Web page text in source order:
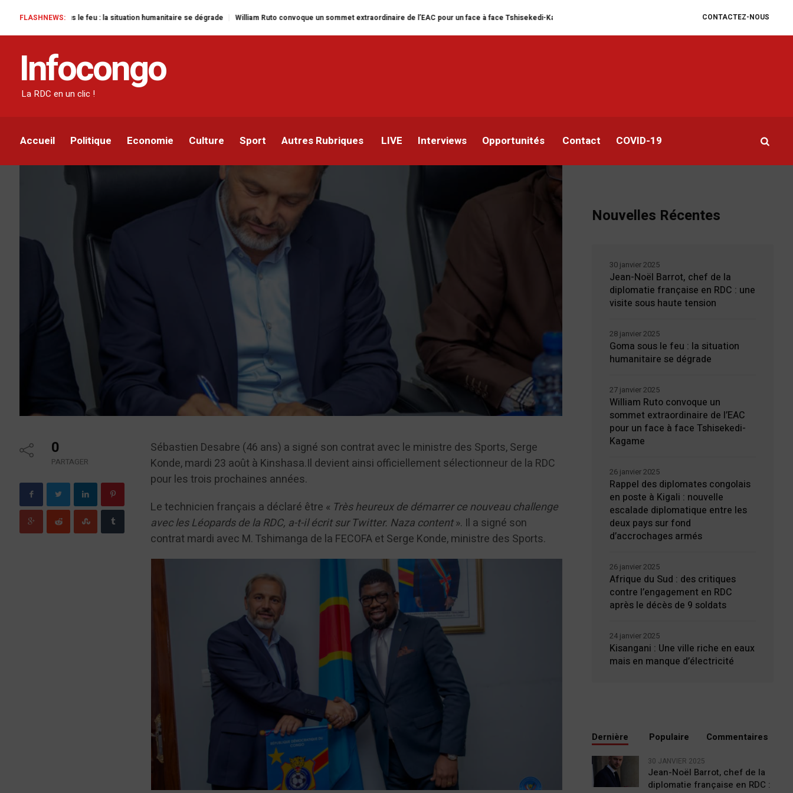
CONTACTEZ-NOUS
FLASHNEWS:
le feu : la situation humanitaire se dégrade William Ruto convoque un sommet extraordinaire de l’EAC pour un face à face Tshisekedi-Kagame Rappel des diplomates congolais en poste à Kigali : nouvelle escalade
Infocongo
La RDC en un clic !
Accueil Politique Economie Culture Sport Autres Rubriques LIVE Interviews Opportunités Contact COVID-19
RDC : Sébastien Desabre Officiellement entraineur
des Léopards
0
PARTAGER
Sébastien Desabre (46 ans) a signé son contrat avec le ministre des Sports, Serge
Konde, mardi 23 août à Kinshasa.Il devient ainsi officiellement sélectionneur de la RDC
pour les trois prochaines années.
Le technicien français a déclaré être « Très heureux de démarrer ce nouveau challenge
avec les Léopards de la RDC, a-t-il écrit sur Twitter. Naza content». Il a signé son
contrat mardi avec M. Tshimanga de la FECOFA et Serge Konde, ministre des Sports.
Nouvelles Récentes
Jean-Noël Barrot, chef de la
diplomatie française en RDC : une
visite sous haute tension
30 janvier 2025
Goma sous le feu : la situation
humanitaire se dégrade
28 janvier 2025
William Ruto convoque un
sommet extraordinaire de l’EAC
pour un face à face Tshisekedi-
Kagame
27 janvier 2025
Rappel des diplomates congolais
en poste à Kigali : nouvelle
escalade diplomatique entre les
deux pays sur fond
d’accrochages armés
26 janvier 2025
Afrique du Sud : des critiques
contre l’engagement en RDC
après le décès de 9 soldats
26 janvier 2025
Kisangani : Une ville riche en eaux
mais en manque d’électricité
24 janvier 2025
Dernière Populaire Commentaires
30 JANVIER 2025
Jean-Noël Barrot, chef de la
diplomatie française en RDC :